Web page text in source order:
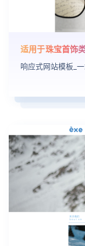
适用于珠宝首饰
响应式网站模板_